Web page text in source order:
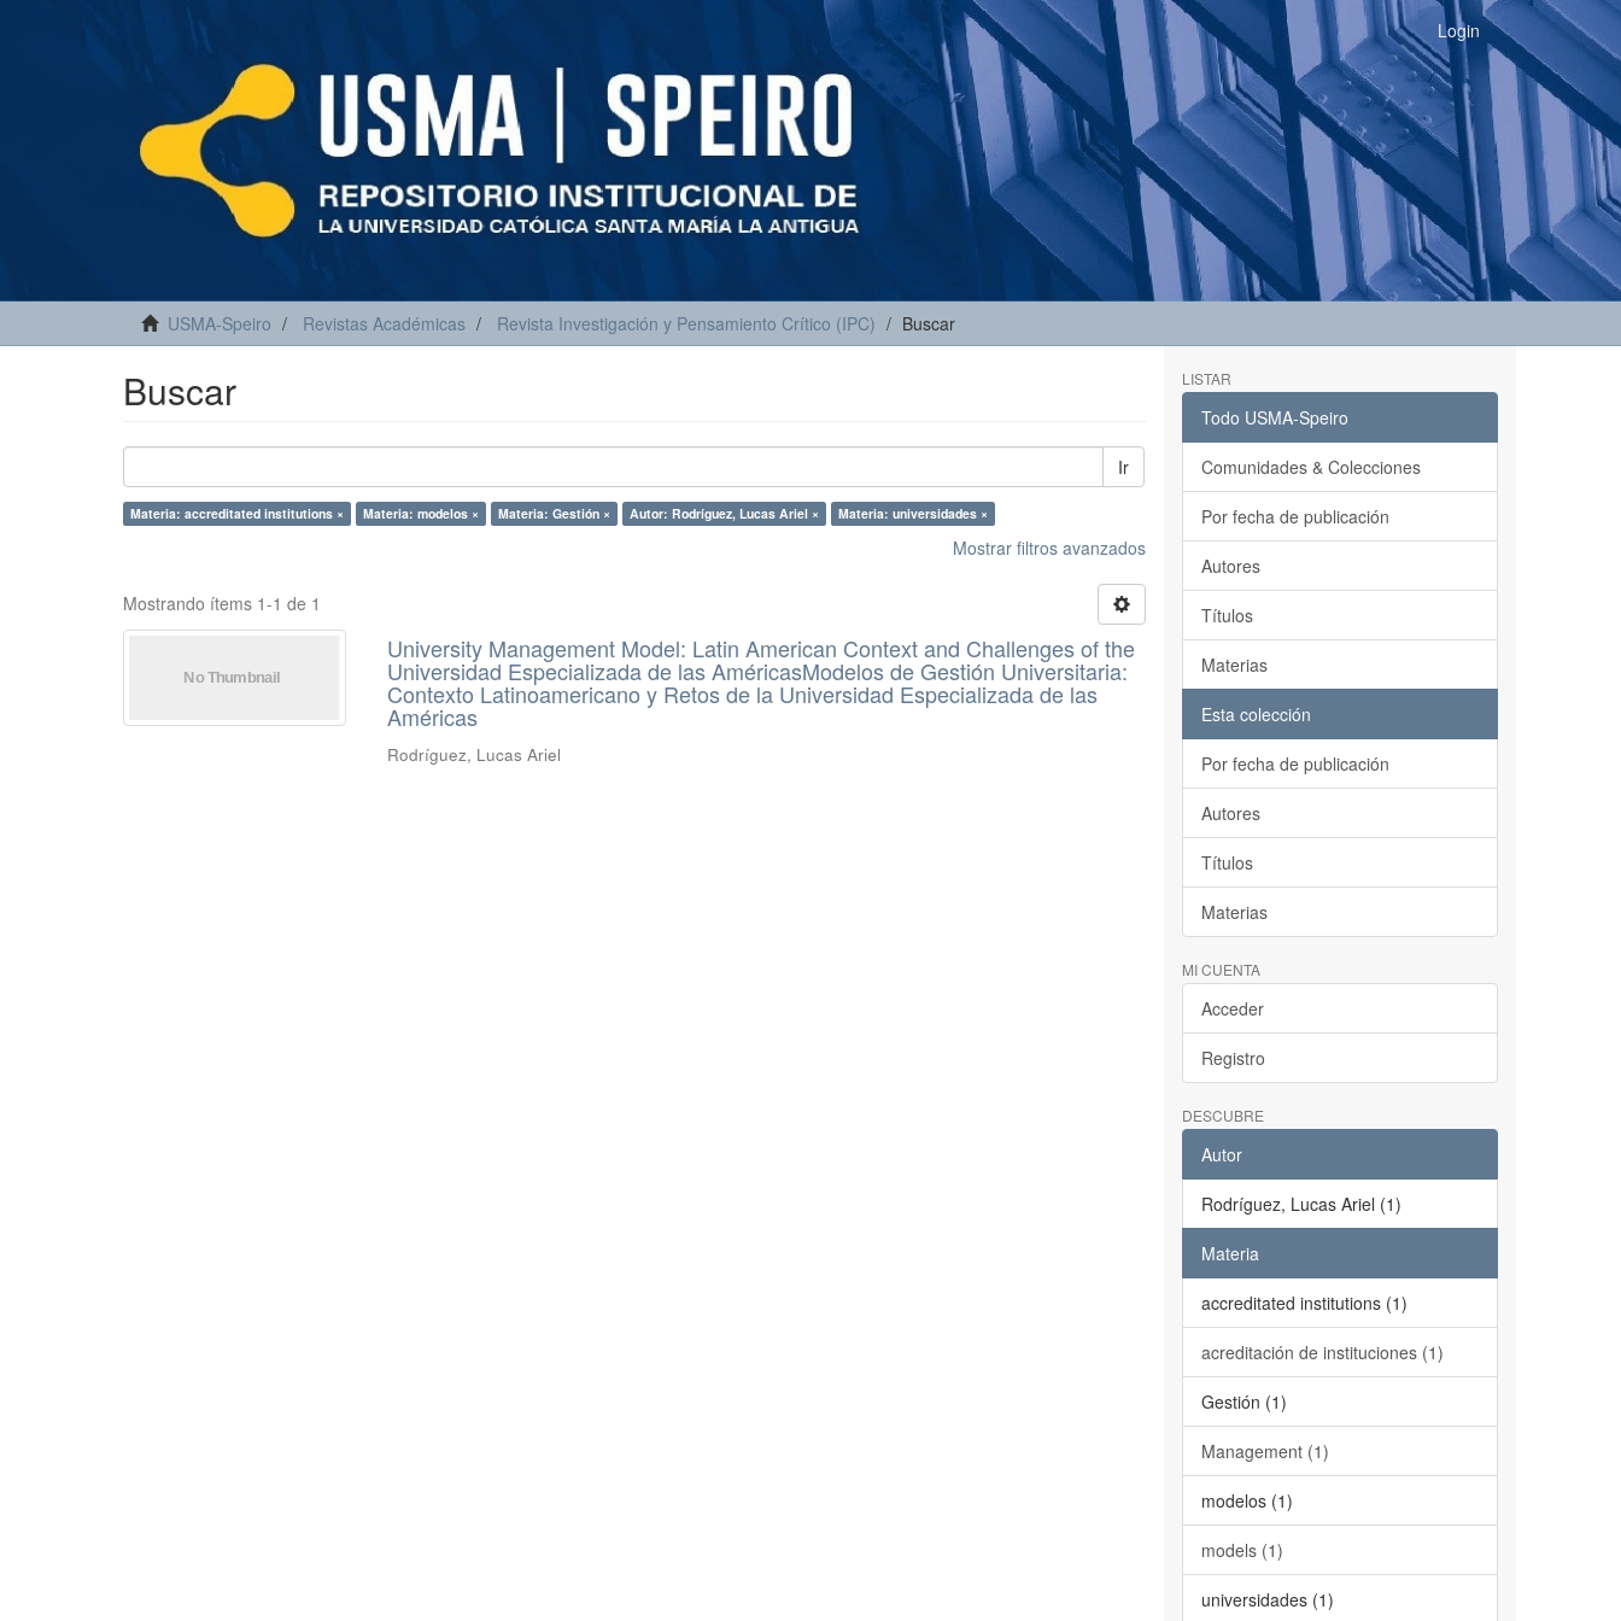
Login
USMA-Speiro Revistas Académicas Revista Investigación y Pensamiento Crítico (IPC) Buscar
Buscar
Ir
Materia: accreditated institutions × Materia: modelos × Materia: Gestión × Autor: Rodríguez, Lucas Ariel × Materia: universidades ×
Mostrar filtros avanzados
Mostrando ítems 1-1 de 1
University Management Model: Latin American Context and Challenges of the
Universidad Especializada de las AméricasModelos de Gestión Universitaria:
Contexto Latinoamericano y Retos de la Universidad Especializada de las
Américas
Rodríguez, Lucas Ariel
LISTAR
Todo USMA-Speiro
Comunidades & Colecciones
Por fecha de publicación
Autores
Títulos
Materias
Esta colección
Por fecha de publicación
Autores
Títulos
Materias
MI CUENTA
Acceder
Registro
DESCUBRE
Autor
Rodríguez, Lucas Ariel (1)
Materia
accreditated institutions (1)
acreditación de instituciones (1)
Gestión (1)
Management (1)
modelos (1)
models (1)
universidades (1)